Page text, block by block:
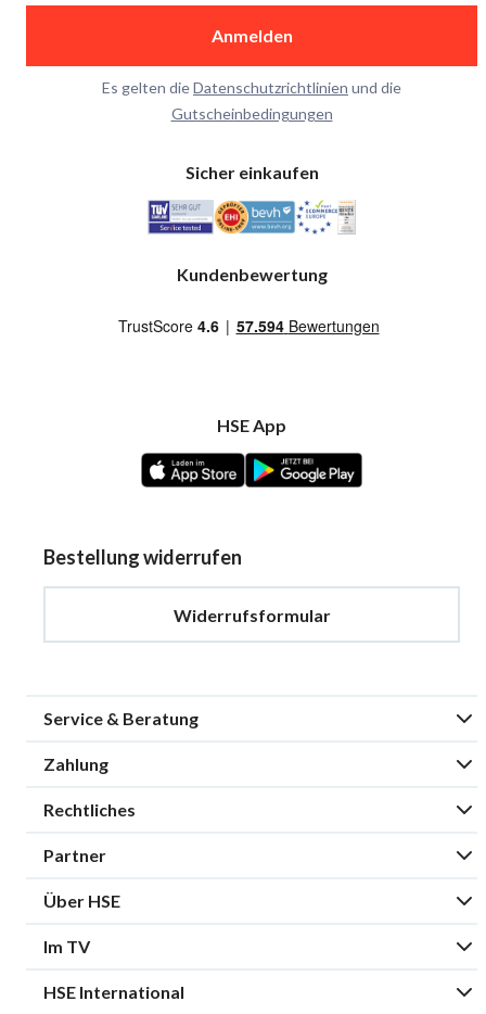
Anmelden
Es gelten dieDatenschutzrichtlinien und die
Gutscheinbedingungen
Sicher einkaufen
Kundenbewertung
HSE App
Bestellung widerrufen
Widerrufsformular
Service & Beratung
Zahlung
Rechtliches
Partner
Über HSE
Im TV
HSE International